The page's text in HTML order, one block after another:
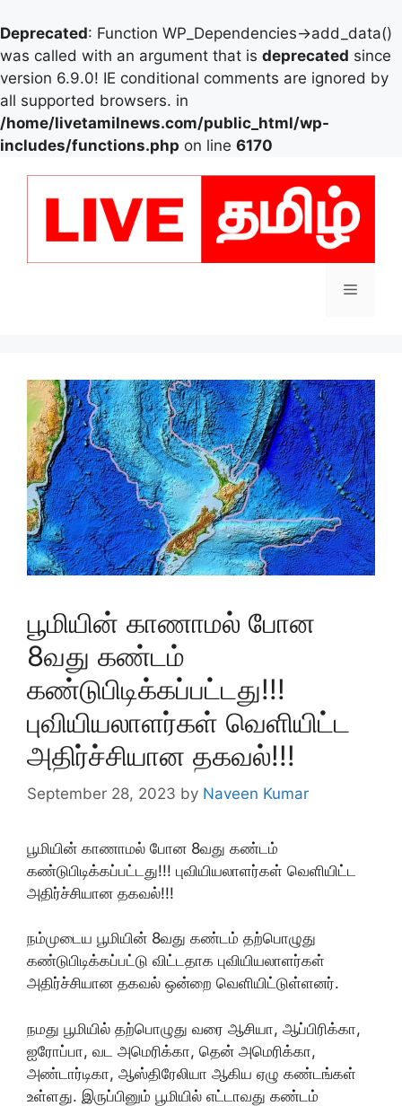
Deprecated: Function WP_Dependencies->add_data()
was called with an argument that is deprecated since
version 6.9.0! IE conditional comments are ignored by
all supported browsers. in
/home/livetamilnews.com/public_html/wp-
includes/functions.php on line 6170
Menu
பூமியின் காணாமல் போன
8வது கண்டம்
கண்டுபிடிக்கப்பட்டது!!!
புவியியலாளர்கள் வெளியிட்ட
அதிர்ச்சியான தகவல்!!!
September 28, 2023 by Naveen Kumar
பூமியின் காணாமல் போன 8வது கண்டம்
கண்டுபிடிக்கப்பட்டது!!! புவியியலாளர்கள் வெளியிட்ட
அதிர்ச்சியான தகவல்!!!
நம்முடைய பூமியின் 8வது கண்டம் தற்பொழுது
கண்டுபிடிக்கப்பட்டு விட்டதாக புவியியலாளர்கள்
அதிர்ச்சியான தகவல் ஒன்றை வெளியிட்டுள்ளனர்.
நமது பூமியில் தற்பொழுது வரை ஆசியா, ஆப்பிரிக்கா,
ஐரோப்பா, வட அமெரிக்கா, தென் அமெரிக்கா,
அண்டார்டிகா, ஆஸ்திரேலியா ஆகிய ஏழு கண்டங்கள்
உள்ளது. இருப்பினும் பூமியில் எட்டாவது கண்டம்